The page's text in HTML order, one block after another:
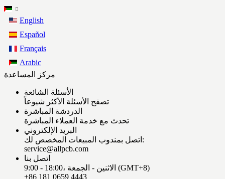
English
Español
Français
Arabic
مركز المساعدة
الأسئلة الشائعة
تصفح الأسئلة الأكثر شيوعاً
الدردشة المباشرة
تحدث مع خدمة العملاء المباشرة
البريد الإلكتروني
اتصل بمندوب المبيعات المخصص لك:
service@allpcb.com
اتصل بنا
9:00 - 18:00، الاثنين - الجمعة (GMT+8)
+86 181 0659 4443